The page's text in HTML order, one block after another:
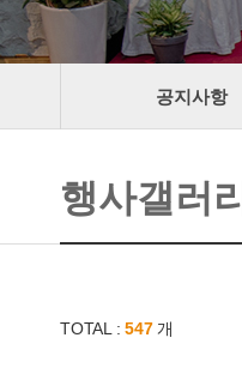
공지사항
행사갤러리
TOTAL : 547개